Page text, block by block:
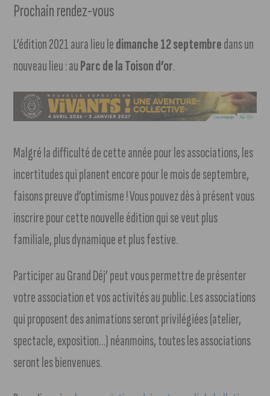
Prochain rendez-vous
L’édition 2021 aura lieu ledimanche 12 septembredans un
nouveau lieu : auParc de la Toison d’or.
Malgré la difficulté de cette année pour les associations, les
incertitudes qui planent encore pour le mois de septembre,
faisons preuve d’optimisme ! Vous pouvez dès à présent vous
inscrire pour cette nouvelle édition qui se veut plus
familiale, plus dynamique et plus festive.
Participer au Grand Déj’ peut vous permettre de présenter
votre association et vos activités au public. Les associations
qui proposent des animations seront privilégiées (atelier,
spectacle, exposition…) néanmoins, toutes les associations
seront les bienvenues.